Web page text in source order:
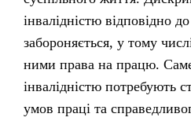
інвалідністю відповідно
забороняється, у тому
ними права на працю.
інвалідністю потребують
умов праці та